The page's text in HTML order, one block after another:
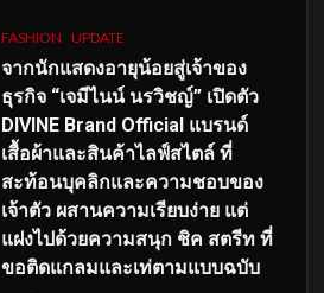
FASHION UPDATE
จากนักแสดงอายุน้อยสู่เจ้าของ
ธุรกิจ “เจมีไนน์ นรวิชญ์” เปิดตัว
DIVINE Brand Official แบรนด์
เสื้อผ้าและสินค้าไลฟ์สไตล์ ที่
สะท้อนบุคลิกและความชอบของ
เจ้าตัว ผสานความเรียบง่าย แต่
แฝงไปด้วยความสนุก ชิค สตรีท ที่
ขอติดแกลมและเท่ตามแบบฉบับ